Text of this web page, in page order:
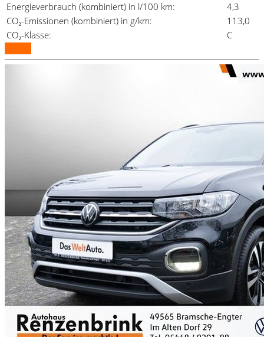
Energieverbrauch (kombiniert) in l/100 km:
4,3
CO₂-Emissionen (kombiniert) in g/km:
113,0
CO₂-Klasse:
C